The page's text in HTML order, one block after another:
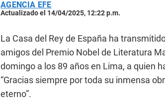
AGENCIA EFE
Actualizado el 14/04/2025, 12:22 p.m.
La Casa del Rey de España ha
amigos del Premio Nobel de Literatura
domingo a los 89 años en Lima, a quien
“Gracias siempre por toda su inmensa
eterno”.